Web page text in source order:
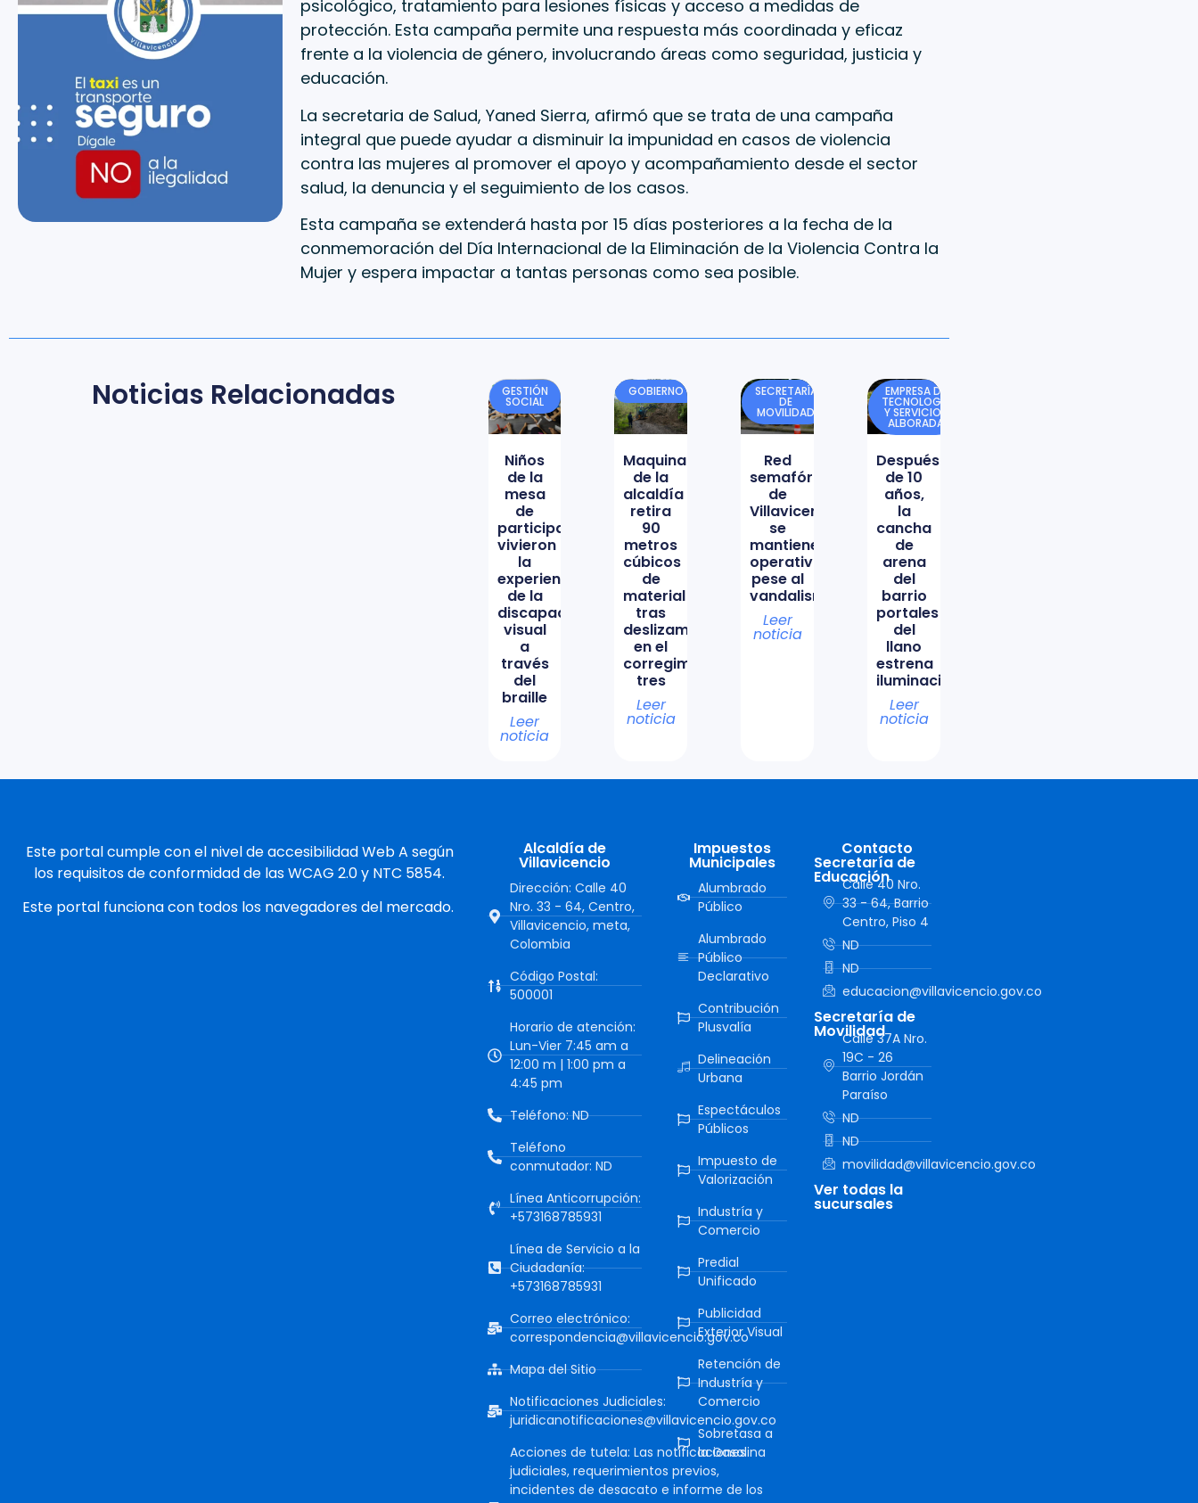
psicológico, tratamiento para lesiones físicas y acceso a medidas de
protección. Esta campaña permite una respuesta más coordinada y eficaz
frente a la violencia de género, involucrando áreas como seguridad, justicia y
educación.
La secretaria de Salud, Yaned Sierra, afirmó que se trata de una campaña
integral que puede ayudar a disminuir la impunidad en casos de violencia
contra las mujeres al promover el apoyo y acompañamiento desde el sector
salud, la denuncia y el seguimiento de los casos.
Esta campaña se extenderá hasta por 15 días posteriores a la fecha de la
conmemoración del Día Internacional de la Eliminación de la Violencia Contra la
Mujer y espera impactar a tantas personas como sea posible.
Noticias Relacionadas GESTIÓN
SOCIAL
Niños
de la
mesa
de
participación
vivieron
la
experiencia
de la
discapacidad
visual
a
través
del
braille
Leer
noticia
GOBIERNO
Maquinaria
de la
alcaldía
retira
90
metros
cúbicos
de
material
tras
deslizamiento
en el
corregimiento
tres
Leer
noticia
SECRETARÍA
DE
MOVILIDAD
Red
semafórica
de
Villavicencio
se
mantiene
operativa
pese al
vandalismo
Leer
noticia
EMPRESA DE
TECNOLOGÍA
Y SERVICIOS
ALBORADA
Después
de 10
años,
la
cancha
de
arena
del
barrio
portales
del
llano
estrena
iluminación
Leer
noticia
Este portal cumple con el nivel de accesibilidad Web A según
los requisitos de conformidad de las WCAG 2.0 y NTC 5854.
Este portal funciona con todos los navegadores del mercado.
Alcaldía de
Villavicencio
Dirección: Calle 40
Nro. 33 - 64, Centro,
Villavicencio, meta,
Colombia
Código Postal:
500001
Horario de atención:
Lun-Vier 7:45 am a
12:00 m | 1:00 pm a
4:45 pm
Teléfono: ND
Teléfono
conmutador: ND
Línea Anticorrupción:
+573168785931
Línea de Servicio a la
Ciudadanía:
+573168785931
Correo electrónico:
correspondencia@villavicencio.gov.co
Mapa del Sitio
Notificaciones Judiciales:
juridicanotificaciones@villavicencio.gov.co
Acciones de tutela: Las notificaciones
judiciales, requerimientos previos,
incidentes de desacato e informe de los
Impuestos
Municipales
Alumbrado
Público
Alumbrado
Público
Declarativo
Contribución
Plusvalía
Delineación
Urbana
Espectáculos
Públicos
Impuesto de
Valorización
Industría y
Comercio
Predial
Unificado
Publicidad
Exterior Visual
Retención de
Industría y
Comercio
Sobretasa a
la Gasolina
Contacto
Secretaría de
Educación
Calle 40 Nro.
33 - 64, Barrio
Centro, Piso 4
ND
ND
educacion@villavicencio.gov.co
Secretaría de
Movilidad
Calle 37A Nro.
19C - 26
Barrio Jordán
Paraíso
ND
ND
movilidad@villavicencio.gov.co
Ver todas la
sucursales